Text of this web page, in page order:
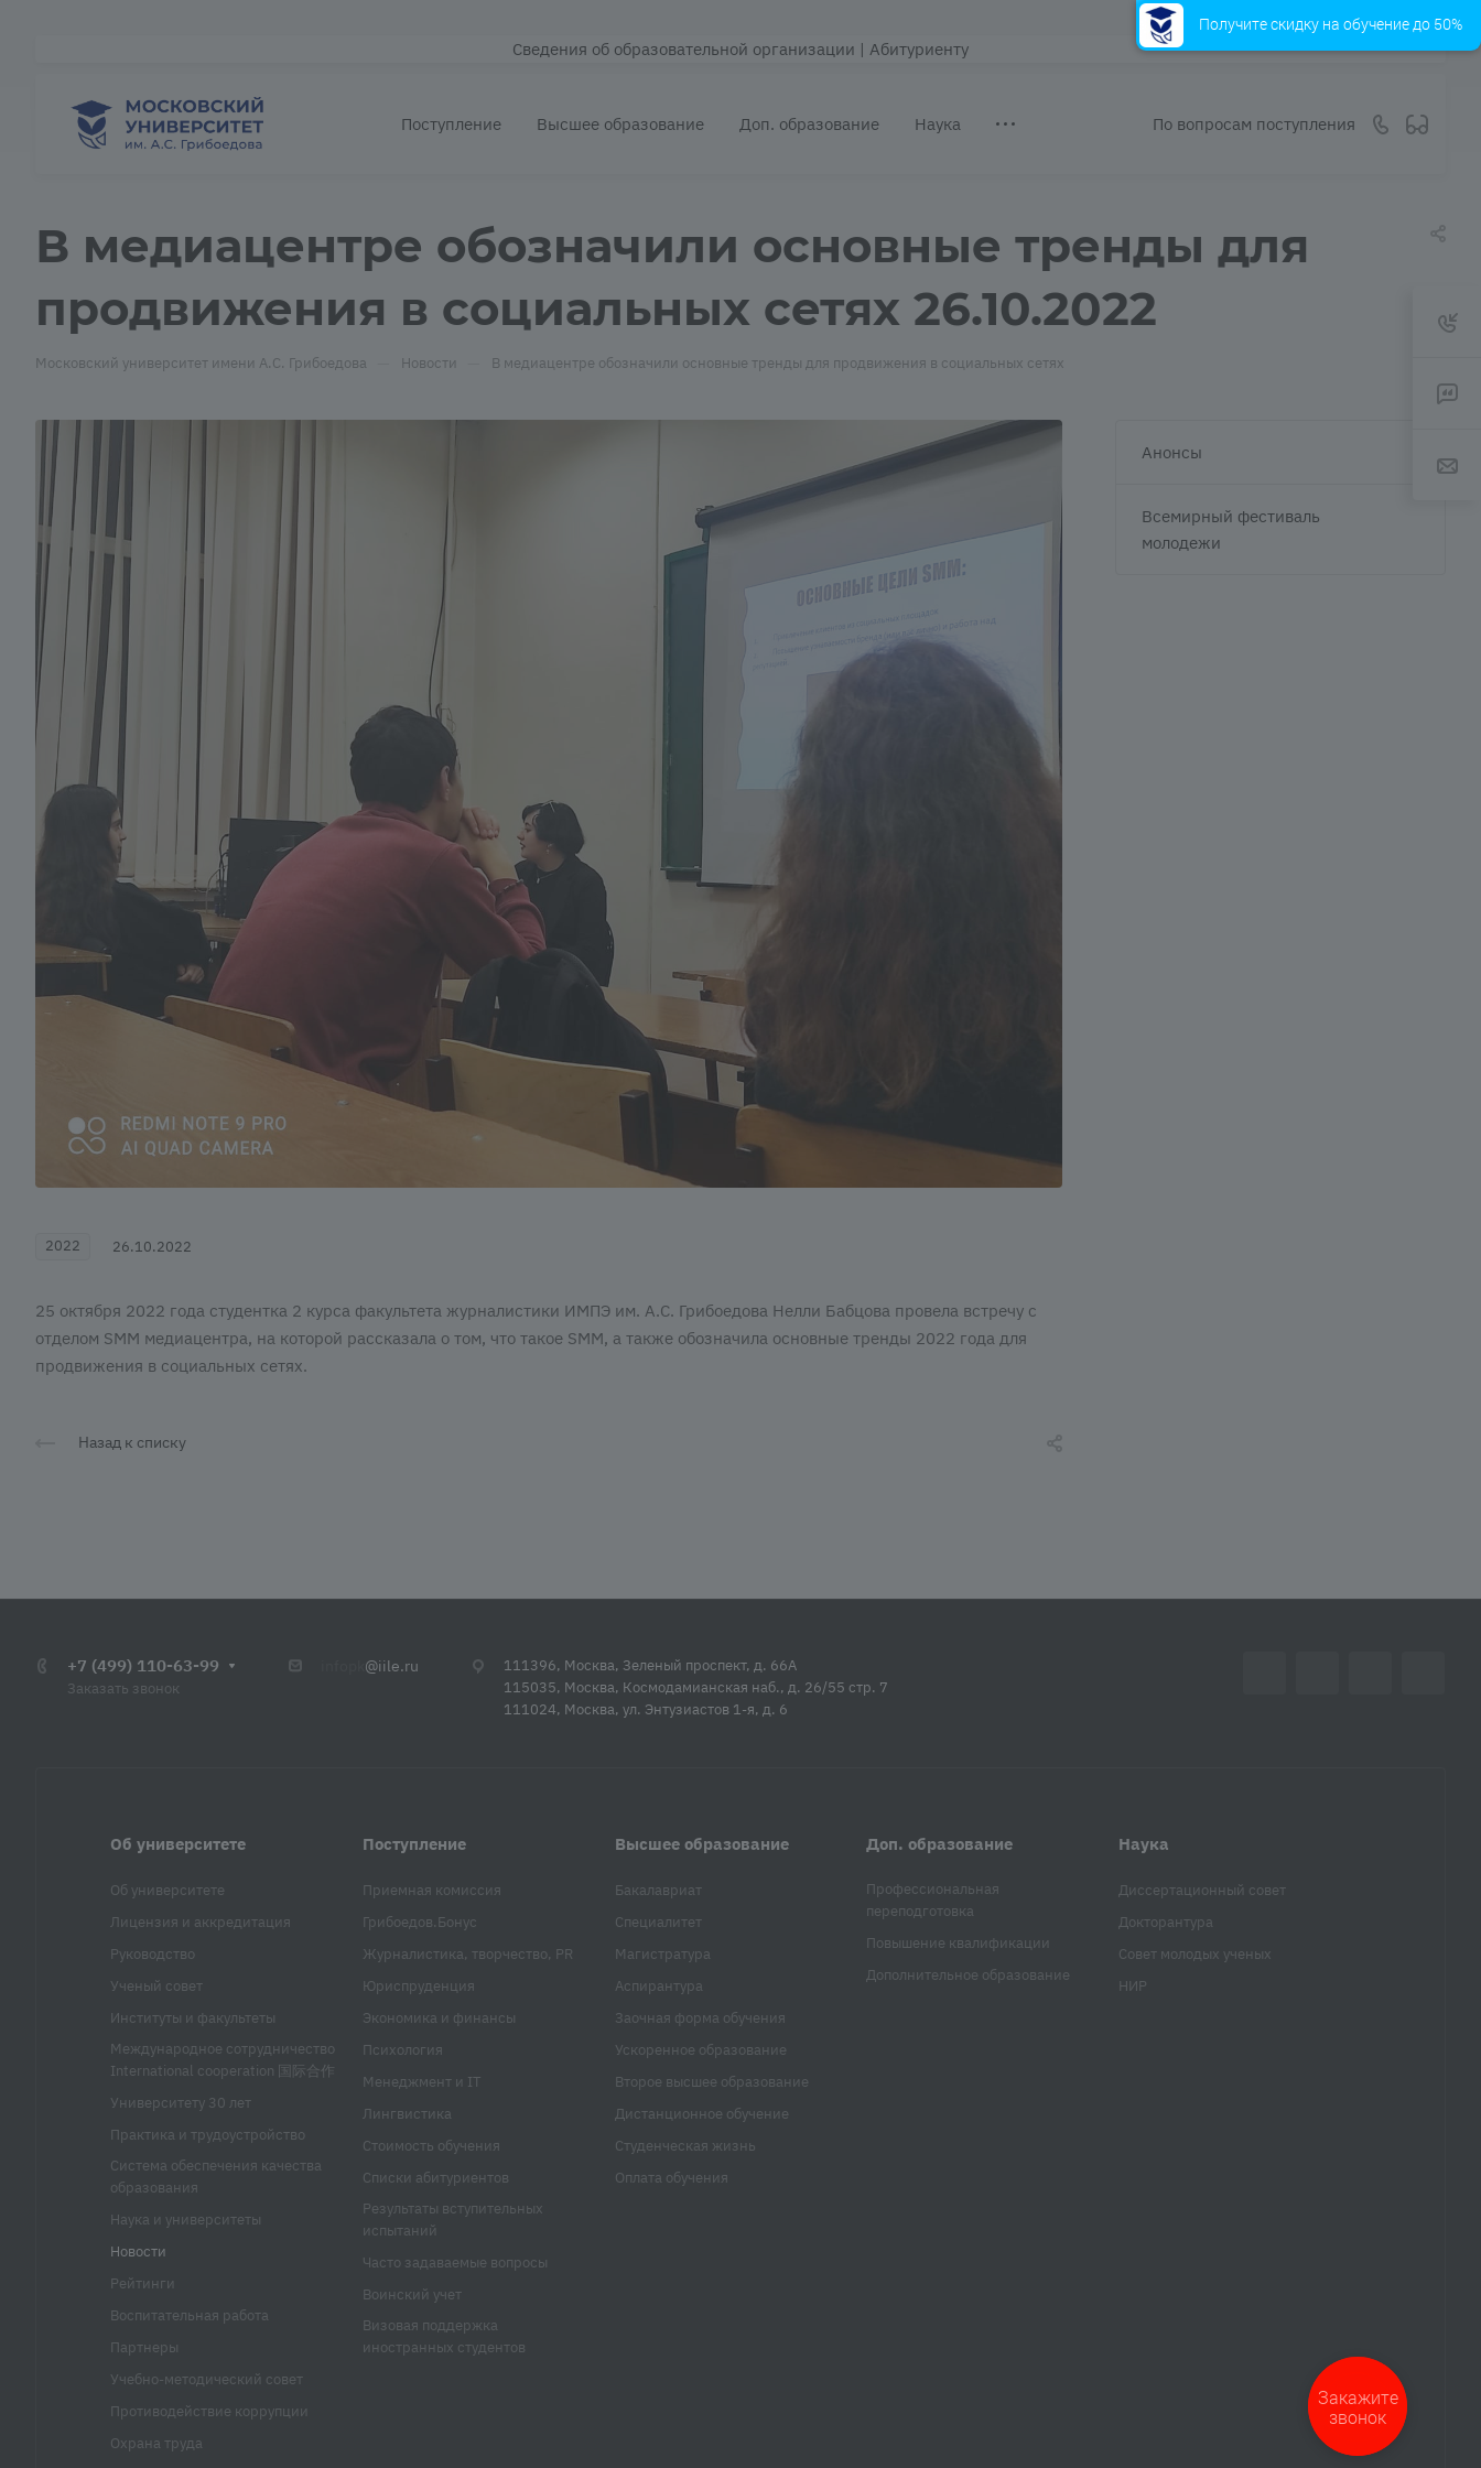
Сведения об образовательной организации | Абитуриенту
Поступление Высшее образование Доп. образование Наука По вопросам поступления
В медиацентре обозначили основные тренды для
продвижения в социальных сетях 26.10.2022
Московский университет имени А.С. Грибоедова Новости В медиацентре обозначили основные тренды для продвижения в социальных сетях
2022 26.10.2022
25 октября 2022 года студентка 2 курса факультета журналистики ИМПЭ им. А.С. Грибоедова Нелли Бабцова провела встречу с
отделом SMM медиацентра, на которой рассказала о том, что такое SMM, а также обозначила основные тренды 2022 года для
продвижения в социальных сетях.
Назад к списку
Анонсы
Всемирный фестиваль
молодежи
+7 (499) 110-63-99
Заказать звонок
@iile.ru
111396, Москва, Зеленый проспект, д. 66А
115035, Москва, Космодамианская наб., д. 26/55 стр. 7
111024, Москва, ул. Энтузиастов 1-я, д. 6
Об университете
Об университете
Лицензия и аккредитация
Руководство
Ученый совет
Институты и факультеты
Международное сотрудничество
International cooperation 国际合作
Университету 30 лет
Практика и трудоустройство
Система обеспечения качества
образования
Наука и университеты
Новости
Рейтинги
Воспитательная работа
Партнеры
Учебно-методический совет
Противодействие коррупции
Охрана труда
Поступление
Приемная комиссия
Грибоедов.Бонус
Журналистика, творчество, PR
Юриспруденция
Экономика и финансы
Психология
Менеджмент и IT
Лингвистика
Стоимость обучения
Списки абитуриентов
Результаты вступительных
испытаний
Часто задаваемые вопросы
Воинский учет
Визовая поддержка
иностранных студентов
Высшее образование
Бакалавриат
Специалитет
Магистратура
Аспирантура
Заочная форма обучения
Ускоренное образование
Второе высшее образование
Дистанционное обучение
Студенческая жизнь
Оплата обучения
Доп. образование
Профессиональная
переподготовка
Повышение квалификации
Дополнительное образование
Наука
Диссертационный совет
Докторантура
Совет молодых ученых
НИР
Закажите
звонок
Получите скидку на обучение до 50%